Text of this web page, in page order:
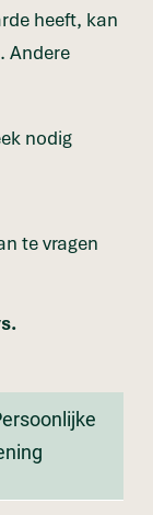
heeft, kan
Andere
nodig
te vragen